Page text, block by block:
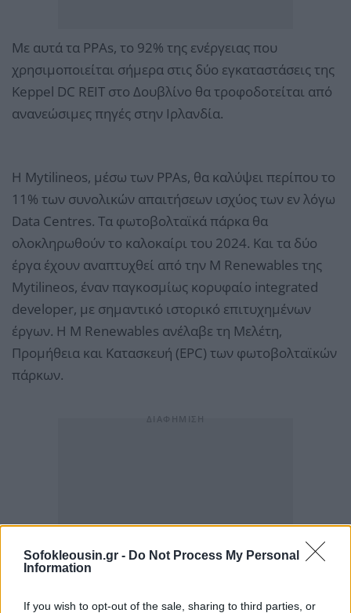
Sofokleousin.gr - Do Not Process My Personal
Information
If you wish to opt-out of the sale, sharing to third parties, or
Με αυτά τα PPAs, το 92% της ενέργειας που
χρησιμοποιείται σήμερα στις δύο εγκαταστάσεις της
Keppel DC REIT στο Δουβλίνο θα τροφοδοτείται από
ανανεώσιμες πηγές στην Ιρλανδία.
H Mytilineos, μέσω των PPAs, θα καλύψει περίπου το
11% των συνολικών απαιτήσεων ισχύος των εν λόγω
Data Centres. Τα φωτοβολταϊκά πάρκα θα
ολοκληρωθούν το καλοκαίρι του 2024. Και τα δύο
έργα έχουν αναπτυχθεί από την M Renewables της
Mytilineos, έναν παγκοσμίως κορυφαίο integrated
developer, με σημαντικό ιστορικό επιτυχημένων
έργων. Η M Renewables ανέλαβε τη Μελέτη,
Προμήθεια και Κατασκευή (EPC) των φωτοβολταϊκών
πάρκων.